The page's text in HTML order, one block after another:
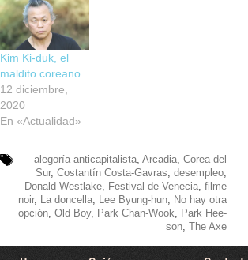
Kim Ki-duk, el
maldito coreano
12 diciembre,
2020
En «Actualidad»
alegoría anticapitalista, Arcadia, Corea del
Sur, Costantín Costa-Gavras desempleo,
Donald Westlake, Festival de Venecia, filme
noir, La doncella, Lee Byung-hun,
No hay otra
opción, Old Boy, Park Chan-Wook
Park Hee-
son, The Axe